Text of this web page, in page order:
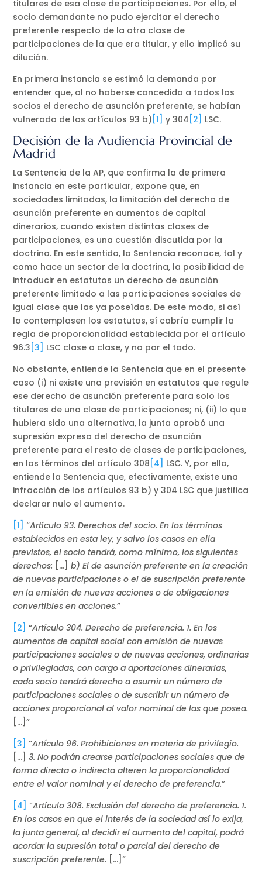
titulares de esa clase de participaciones. Por ello, el
socio demandante no pudo ejercitar el derecho
preferente respecto de la otra clase de
participaciones de la que era titular, y ello implicó su
dilución.
En primera instancia se estimó la demanda por
entender que, al no haberse concedido a todos los
socios el derecho de asunción preferente, se habían
vulnerado de los artículos 93 b) [1] y 304 [2] LSC.
Decisión de la Audiencia Provincial de
Madrid
La Sentencia de la AP, que confirma la de primera
instancia en este particular, expone que, en
sociedades limitadas, la limitación del derecho de
asunción preferente en aumentos de capital
dinerarios, cuando existen distintas clases de
participaciones, es una cuestión discutida por la
doctrina. En este sentido, la Sentencia reconoce, tal y
como hace un sector de la doctrina, la posibilidad de
introducir en estatutos un derecho de asunción
preferente limitado a las participaciones sociales de
igual clase que las ya poseídas. De este modo, si así
lo contemplasen los estatutos, sí cabría cumplir la
regla de proporcionalidad establecida por el artículo
96.3 [3] LSC clase a clase, y no por el todo.
No obstante, entiende la Sentencia que en el presente
caso (i) ni existe una previsión en estatutos que regule
ese derecho de asunción preferente para solo los
titulares de una clase de participaciones; ni, (ii) lo que
hubiera sido una alternativa, la junta aprobó una
supresión expresa del derecho de asunción
preferente para el resto de clases de participaciones,
en los términos del artículo 308 [4] LSC. Y, por ello,
entiende la Sentencia que, efectivamente, existe una
infracción de los artículos 93 b) y 304 LSC que justifica
declarar nulo el aumento.
[1] “Artículo 93. Derechos del socio. En los términos
establecidos en esta ley, y salvo los casos en ella
previstos, el socio tendrá, como mínimo, los siguientes
derechos: […] b) El de asunción preferente en la creación
de nuevas participaciones o el de suscripción preferente
en la emisión de nuevas acciones o de obligaciones
convertibles en acciones.”
[2] “Artículo 304. Derecho de preferencia. 1. En los
aumentos de capital social con emisión de nuevas
participaciones sociales o de nuevas acciones, ordinarias
o privilegiadas, con cargo a aportaciones dinerarias,
cada socio tendrá derecho a asumir un número de
participaciones sociales o de suscribir un número de
acciones proporcional al valor nominal de las que posea.
[…]”
[3] “Artículo 96. Prohibiciones en materia de privilegio.
[…] 3. No podrán crearse participaciones sociales que de
forma directa o indirecta alteren la proporcionalidad
entre el valor nominal y el derecho de preferencia.”
[4] “Artículo 308. Exclusión del derecho de preferencia. 1.
En los casos en que el interés de la sociedad así lo exija,
la junta general, al decidir el aumento del capital, podrá
acordar la supresión total o parcial del derecho de
suscripción preferente. […]”